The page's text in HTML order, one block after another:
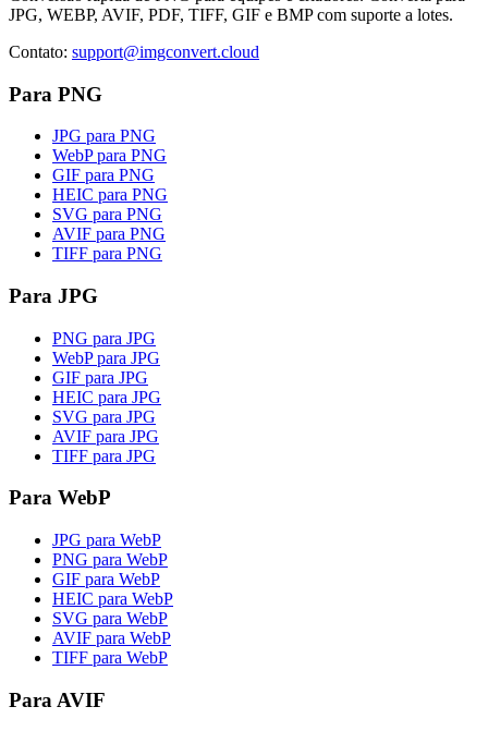
JPG, WEBP, AVIF, PDF, TIFF, GIF e BMP com suporte a lotes.
Contato: support@imgconvert.cloud
Para PNG
JPG para PNG
WebP para PNG
GIF para PNG
HEIC para PNG
SVG para PNG
AVIF para PNG
TIFF para PNG
Para JPG
PNG para JPG
WebP para JPG
GIF para JPG
HEIC para JPG
SVG para JPG
AVIF para JPG
TIFF para JPG
Para WebP
JPG para WebP
PNG para WebP
GIF para WebP
HEIC para WebP
SVG para WebP
AVIF para WebP
TIFF para WebP
Para AVIF